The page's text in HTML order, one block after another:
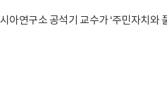
연구소 공석기 교수가 ‘주민자치와